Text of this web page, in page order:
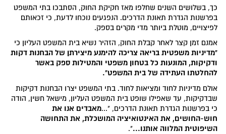
כך, בשלושים השנים שחלפו מאז חקיקת החוק, הסתבכו בתי המשפט
בפרשנות הגדרת תאונת הדרכים. הנפגעים נוכחו לדעת, כי זכאותם
לפיצויים, מוטלת ביותר מדי מקרים בספק.
אמנם זמן קצר לאחר קבלת החוק, הזהיר נשיא בית המשפט העליון כי
"מדיניות משפטית בריאה צריכה להימנע מיצירתן של הבחנות דקות
ודקיקות, המונעות כל בטחון משפטי והמטילות ספק באשר
להחלטתו העתידה של בית המשפט".
אולם מדיניות לחוד ומציאות לחוד. בתי המשפט יצרו הבחנות דקיקות
שבדקיקות, עד שאפילו שופט בית המשפט העליון, מישאל חשין, הודה
כי בפרשנות הגדרת תאונת הדרכים, "...מאבדים אנו את
חוש-החושים, את האינטואיציה המושכלת, את התחושה
השיפוטית המלווה אותנו...".